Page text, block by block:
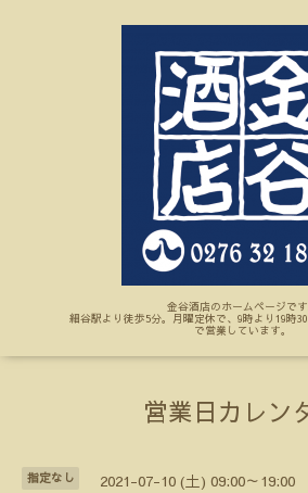
金谷酒店のホームページです
細谷駅より徒歩5分。月曜定休で、9時より19時
で営業しています。
営業日カレン
指定なし 2021-07-10 (土) 09:00～19:00